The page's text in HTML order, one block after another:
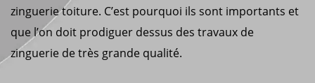
zinguerie toiture. C’est pourquoi ils sont importants et
que l’on doit prodiguer dessus des travaux de
zinguerie de très grande qualité.